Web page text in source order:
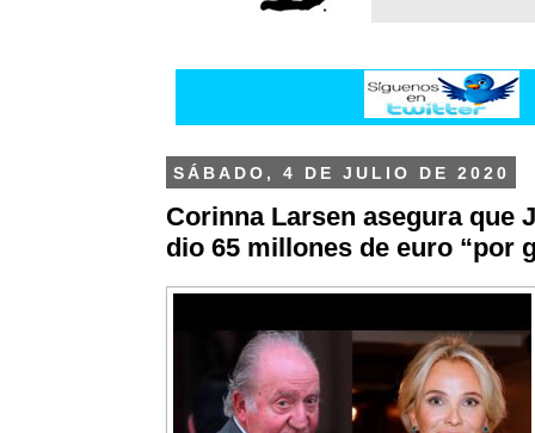
SÁBADO, 4 DE JULIO DE 2020
Corinna Larsen asegura que
dio 65 millones de euro “por